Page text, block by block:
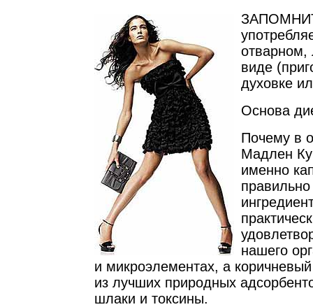
отварном,
виде
духовке
Основа
Почему в
Мадлен
именно
нашего
и микроэлементах, а
из лучших природных
шлаки и токсины.